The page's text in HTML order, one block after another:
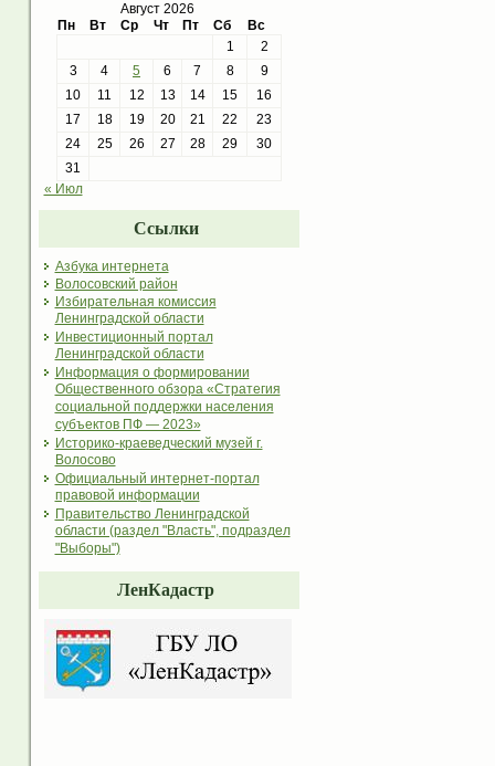
Август 2026
Пн
Вт Ср Чт Пт Сб
Вс
1
2
3
4 5 6 7 8
9
10
11 12 13 14 15
16
17
18 19 20 21 22
23
24
25 26 27 28 29
30
31
« Июл
Ссылки
Азбука интернета
Волосовский район
Избирательная комиссия
Ленинградской области
Инвестиционный портал
Ленинградской области
Информация о формировании
Общественного обзора «Стратегия
социальной поддержки населения
субъектов ПФ — 2023»
Историко-краеведческий музей г.
Волосово
Официальный интернет-портал
правовой информации
Правительство Ленинградской
области (раздел "Власть", подраздел
"Выборы")
ЛенКадастр